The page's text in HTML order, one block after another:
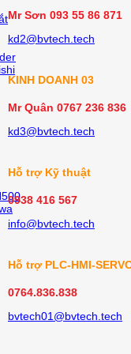
Mr Sơn 093 55 86 871
kd2@bvtech.tech
KINH DOANH 03
Mr Quân 0767 236 836
kd3@bvtech.tech
Hỗ trợ Kỹ thuật
0938 416 567
info@bvtech.tech
Hỗ trợ PLC-HMI-
0764.836.838
bvtech01@bvtech.tech